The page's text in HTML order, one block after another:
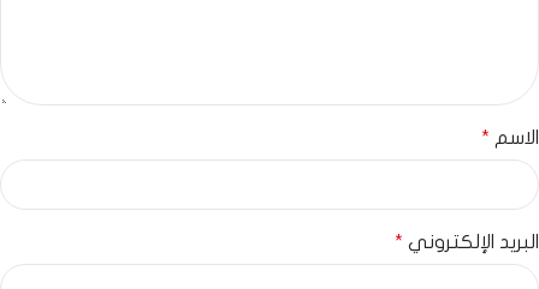
الاسم *
البريد الإلكتروني *